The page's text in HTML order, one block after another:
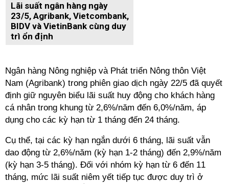
Lãi suất ngân hàng ngày
23/5, Agribank, Vietcombank,
BIDV và VietinBank cùng duy
trì ổn định
Ngân hàng Nông nghiệp và Phát triển Nông thôn Việt
Nam (Agribank) trong phiên giao dịch ngày 22/5 đã quyết
định giữ nguyên biểu lãi suất huy động cho khách hàng
cá nhân trong khung từ 2,6%/năm đến 6,0%/năm, áp
dụng cho các kỳ hạn từ 1 tháng đến 24 tháng.
Cụ thể, tại các kỳ hạn ngắn dưới 6 tháng, lãi suất vẫn
dao động từ 2,6%/năm (kỳ hạn 1-2 tháng) đến 2,9%/năm
(kỳ hạn 3-5 tháng). Đối với nhóm kỳ hạn từ 6 đến 11
tháng, mức lãi suất niêm yết tiếp tục được duy trì ở